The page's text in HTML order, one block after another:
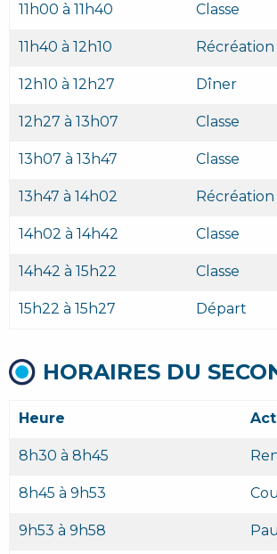
11h00 à 11h40 Classe
11h40 à 12h10 Récréation
12h10 à 12h27 Dîner
12h27 à 13h07 Classe
13h07 à 13h47 Classe
13h47 à 14h02 Récréation
14h02 à 14h42 Classe
14h42 à 15h22 Classe
15h22 à 15h27 Départ
HORAIRES DU
Heure
8h30 à 8h45
8h45 à 9h53
9h53 à 9h58